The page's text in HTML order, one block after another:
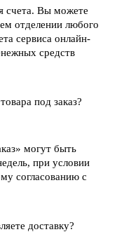
счета. Вы можете
отделении любого
сервиса онлайн-
средств
под заказ?
могут быть
при условии
согласованию с
доставку?